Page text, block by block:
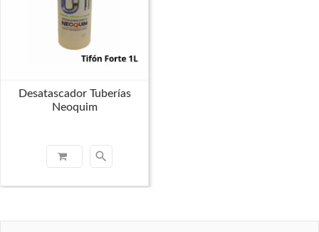
Desatascador Tuberías
Neoquim
search